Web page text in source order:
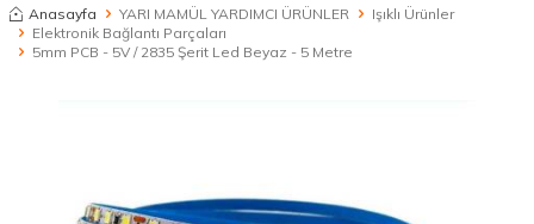
Anasayfa YARI MAMÜL YARDIMCI ÜRÜNLER
Işıklı Ürünler
Elektronik Bağlantı Parçaları
5mm PCB - 5V / 2835 Şerit Led Beyaz - 5 Metre